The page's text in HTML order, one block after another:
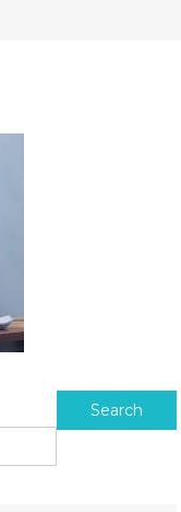
Search for: